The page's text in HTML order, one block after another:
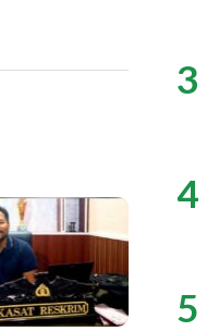
3
4
5